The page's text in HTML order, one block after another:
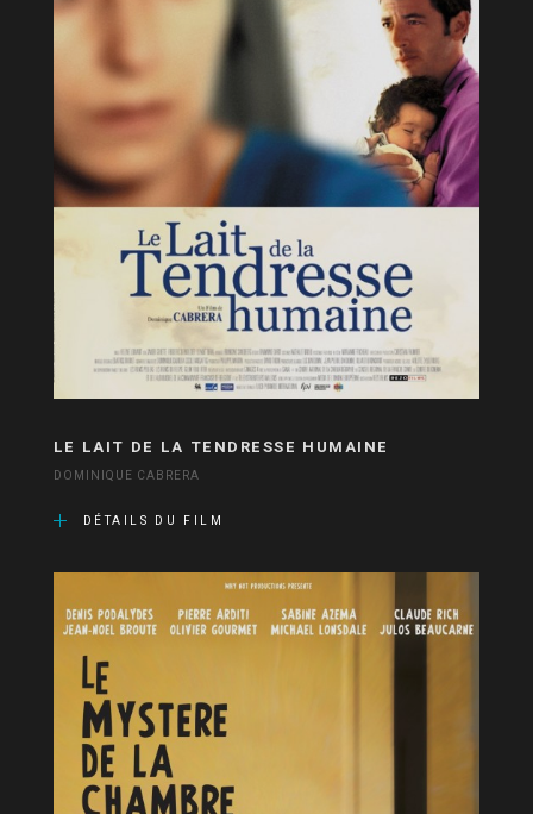
LE LAIT DE LA TENDRESSE HUMAINE
DOMINIQUE CABRERA
DÉTAILS DU FILM